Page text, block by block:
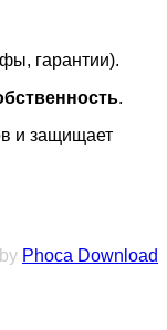
гарантии).
.
и защищает
Phoca Download